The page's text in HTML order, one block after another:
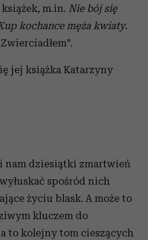
m.in. Nie bój się
kochance męża kwiaty.
jej książka Katarzyny
nam dziesiątki zmartwień
spośród nich
życiu blask. A może to
kluczem do
to kolejny tom cieszących